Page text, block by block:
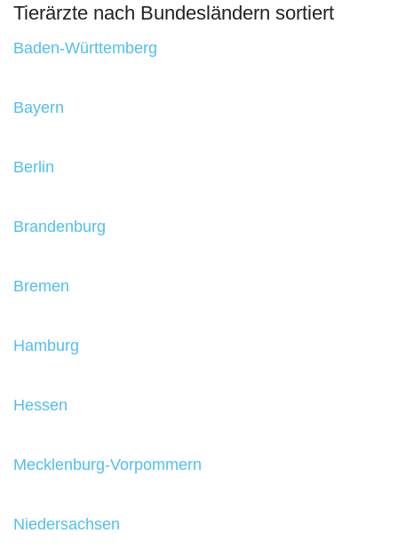
Tierärzte nach Bundesländern sortiert
Baden-Württemberg
Bayern
Berlin
Brandenburg
Bremen
Hamburg
Hessen
Mecklenburg-Vorpommern
Niedersachsen